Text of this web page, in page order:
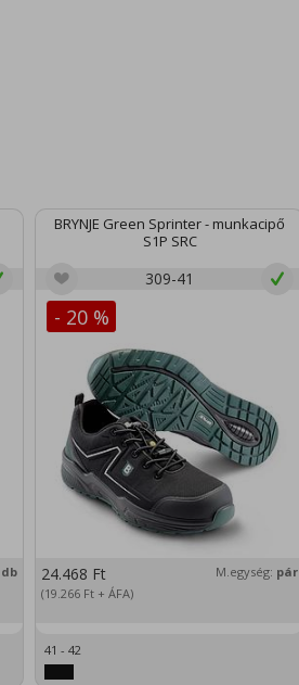
db
BRYNJE Green Sprinter - munkacipő
S1P SRC
309-41
- 20 %
24.468 Ft
(19.266 Ft + ÁFA)
M.egység: pár
41 - 42